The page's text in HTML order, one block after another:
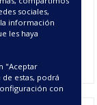
Disponible
sociales,
información
les haya
"Aceptar
estas, podrá
con